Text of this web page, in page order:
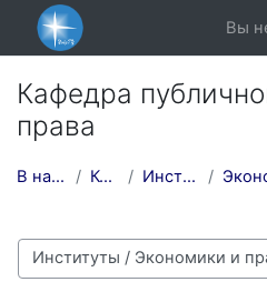
Перейти к основному
Вы
Кафедра
права
В начало Курсы Институты
Категории курсов